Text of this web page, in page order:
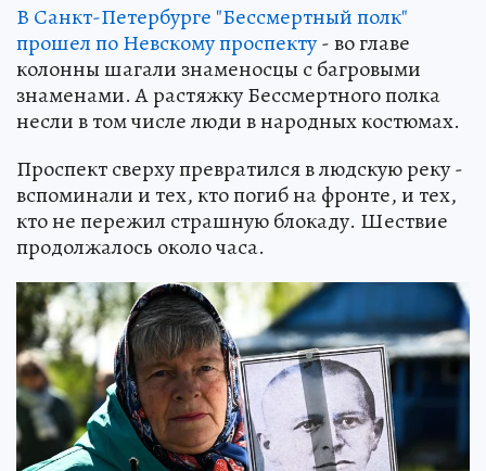
В Санкт-Петербурге "Бессмертный полк"
прошел по Невскому проспекту- во главе
колонны шагали знаменосцы с багровыми
знаменами. А растяжку Бессмертного полка
несли в том числе люди в народных костюмах.
Проспект сверху превратился в людскую реку -
вспоминали и тех, кто погиб на фронте, и тех,
кто не пережил страшную блокаду. Шествие
продолжалось около часа.